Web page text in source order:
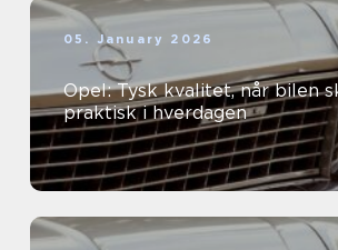
05. January 2026
Opel: Tysk kvalitet, når bilen
praktisk i hverdagen